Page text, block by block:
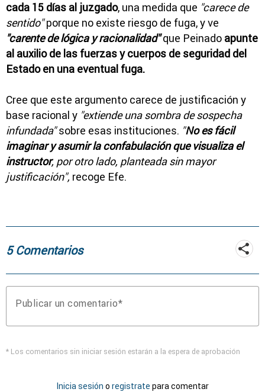
cada 15 días al juzgado, una medida que "carece de
sentido"porque no existe riesgo de fuga, y ve
"carente de lógica y racionalidad"que Peinado apunte
al auxilio de las fuerzas y cuerpos de seguridad del
Estado en una eventual fuga.
Cree que este argumento carece de justificación y
base racional y "extiende una sombra de sospecha
infundada"sobre esas instituciones. "No es fácil
imaginar y asumir la confabulación que visualiza el
instructor, por otro lado, planteada sin mayor
justificación", recoge Efe.
5 Comentarios
Publicar un comentario
* Los comentarios sin iniciar sesión estarán a la espera de aprobación
Inicia sesión o registrate para comentar